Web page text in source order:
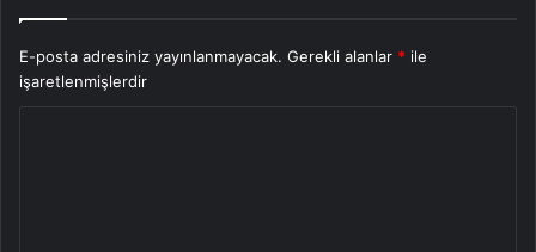
E-posta adresiniz yayınlanmayacak. Gerekli alanlar * ile
işaretlenmişlerdir